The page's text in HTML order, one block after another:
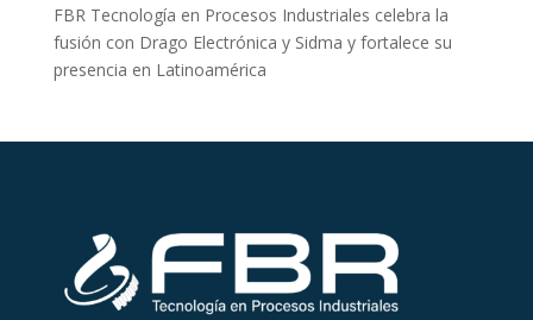
FBR Tecnología en Procesos Industriales celebra la
fusión con Drago Electrónica y Sidma y fortalece su
presencia en Latinoamérica